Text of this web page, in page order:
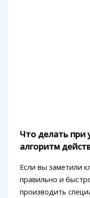
Что делать при
алгоритм
Если вы заметили
правильно и
производить